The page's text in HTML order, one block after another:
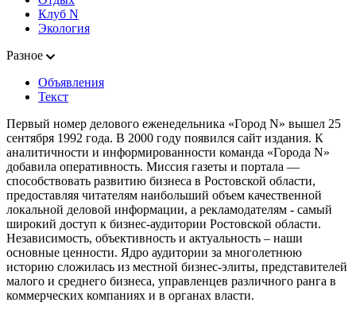
Клуб N
Экология
Разное
Объявления
Текст
Первый номер делового еженедельника «Город N» вышел 25
сентября 1992 года. В 2000 году появился сайт издания. К
аналитичности и информированности команда «Города N»
добавила оперативность. Миссия газеты и портала —
способствовать развитию бизнеса в Ростовской области,
предоставляя читателям наибольший объем качественной
локальной деловой информации, а рекламодателям - самый
широкий доступ к бизнес-аудитории Ростовской области.
Независимость, объективность и актуальность – наши
основные ценности. Ядро аудитории за многолетнюю
историю сложилась из местной бизнес-элиты, представителей
малого и среднего бизнеса, управленцев различного ранга в
коммерческих компаниях и в органах власти.